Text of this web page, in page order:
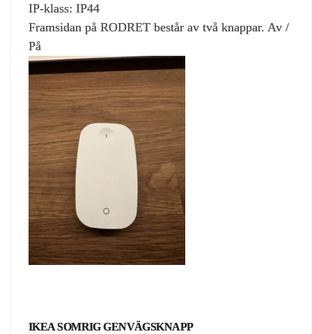
IP-klass: IP44
Framsidan på RODRET består av två knappar. Av /
På
IKEA SOMRIG GENVÄGSKNAPP